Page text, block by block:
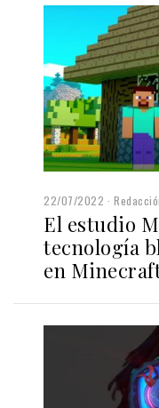
22/07/2022
El estudio
tecnología
en